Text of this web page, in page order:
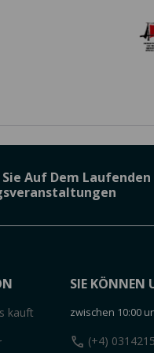
Auf Dem
kauft
SIE KÖNNEN
zwischen 10:00
call (+4)